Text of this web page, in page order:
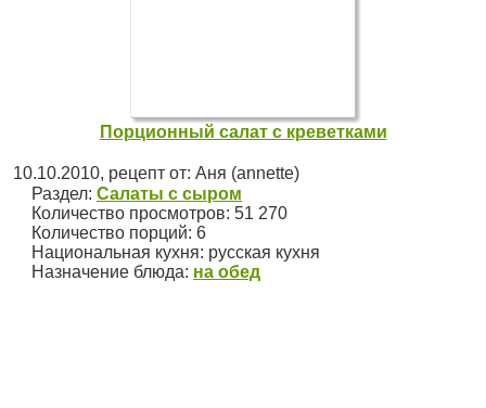
Порционный салат с креветками
10.10.2010, рецепт от: Аня (annette)
Раздел: Салаты с сыром
Количество просмотров: 51 270
Количество порций: 6
Национальная кухня: русская кухня
Назначение блюда: на обед